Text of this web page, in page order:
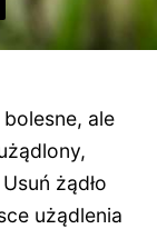
ale
żądło
użądlenia